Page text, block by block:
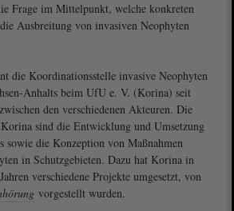
Frage im Mittelpunkt, welche konkreten
Ausbreitung von invasiven Neophyten
die Koordinationsstelle invasive Neophyten
Anhalts beim UfU e. V. (Korina) seit
den verschiedenen Akteuren. Die
sind die Entwicklung und Umsetzung
sowie die Konzeption von Maßnahmen
in Schutzgebieten. Dazu hat Korina in
verschiedene Projekte umgesetzt, von
vorgestellt wurden.